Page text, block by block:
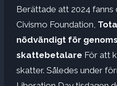
Berättade att 2024 fanns
Civismo Foundation,
nödvändigt för
skattebetalare För att
skatter. Således under